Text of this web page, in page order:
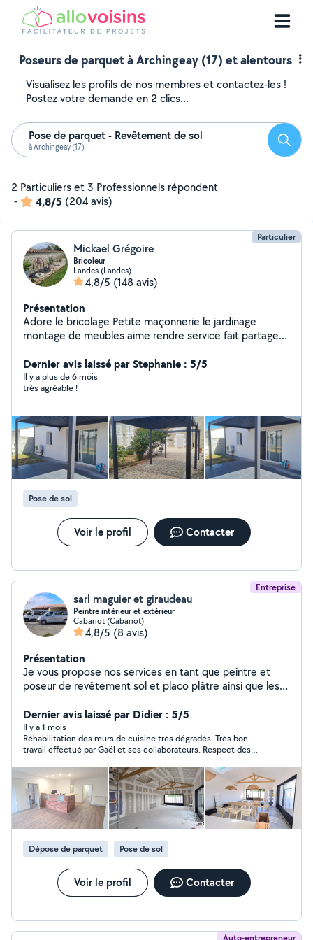
Poseurs de parquet à Archingeay (17) et alentours
Visualisez les profils de nos membres et contactez-les !
Postez votre demande en 2 clics...
Pose de parquet - Revêtement de sol
à Archingeay (17)
2 Particuliers et 3 Professionnels répondent
-
4,8/5 (204 avis)
Particulier
Mickael Grégoire
Bricoleur
Landes (Landes)
4,8/5 (148 avis)
Présentation
Adore le bricolage Petite maçonnerie le jardinage
montage de meubles aime rendre service fait partager
dépannage Tonte débroussaillage Élagage Pose
Dernier avis laissé par Stephanie : 5/5
Il y a plus de 6 mois
très agréable !
Pose de sol
Voir le profil Contacter
Entreprise
sarl maguier et giraudeau
Peintre intérieur et extérieur
Cabariot (Cabariot)
4,8/5 (8 avis)
Présentation
Je vous propose nos services en tant que peintre et
poseur de revêtement sol et placo plâtre ainsi que les
en moins de 48 heures
Dernier avis laissé par Didier : 5/5
Il y a 1 mois
Réhabilitation des murs de cuisine très dégradés. Très bon
travail effectué par Gaël et ses collaborateurs. Respect des
faire appel à lui si besoin.
Dépose de parquet Pose de sol
Voir le profil Contacter
Auto-entrepreneur